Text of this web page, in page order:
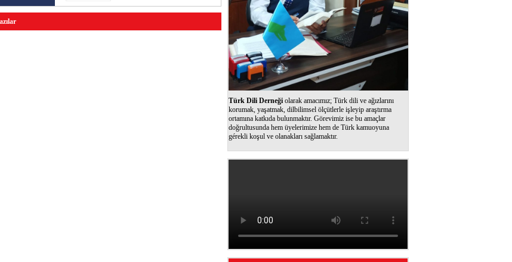
Türk Dili Derneği olarak amacımız; Türk dili ve ağızlarını
korumak, yaşatmak, dilbilimsel ölçütlerle işleyip araştırma
ortamına katkıda bulunmaktır. Görevimiz ise bu amaçlar
doğrultusunda hem üyelerimize hem de Türk kamuoyuna
gérekli koşul ve olanakları sağlamaktır.